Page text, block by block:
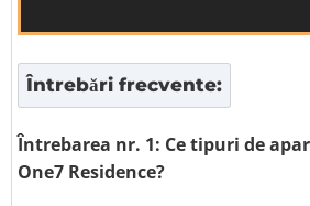
Întrebări frecvente:
Întrebarea nr. 1: Ce tipuri de
One7 Residence?